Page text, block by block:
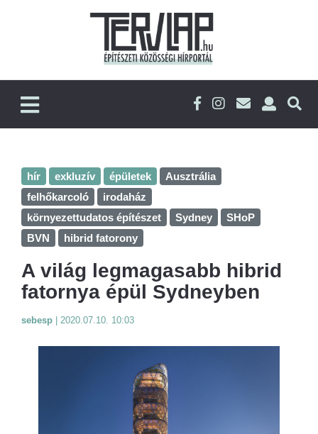
hír exkluzív épületek
Ausztrália
felhőkarcoló
irodaház
környezettudatos építészet
Sydney
SHoP
BVN
hibrid fatorony
A világ legmagasabb hibrid
fatornya épül Sydneyben
sebesp 2020.07.10. 10:03